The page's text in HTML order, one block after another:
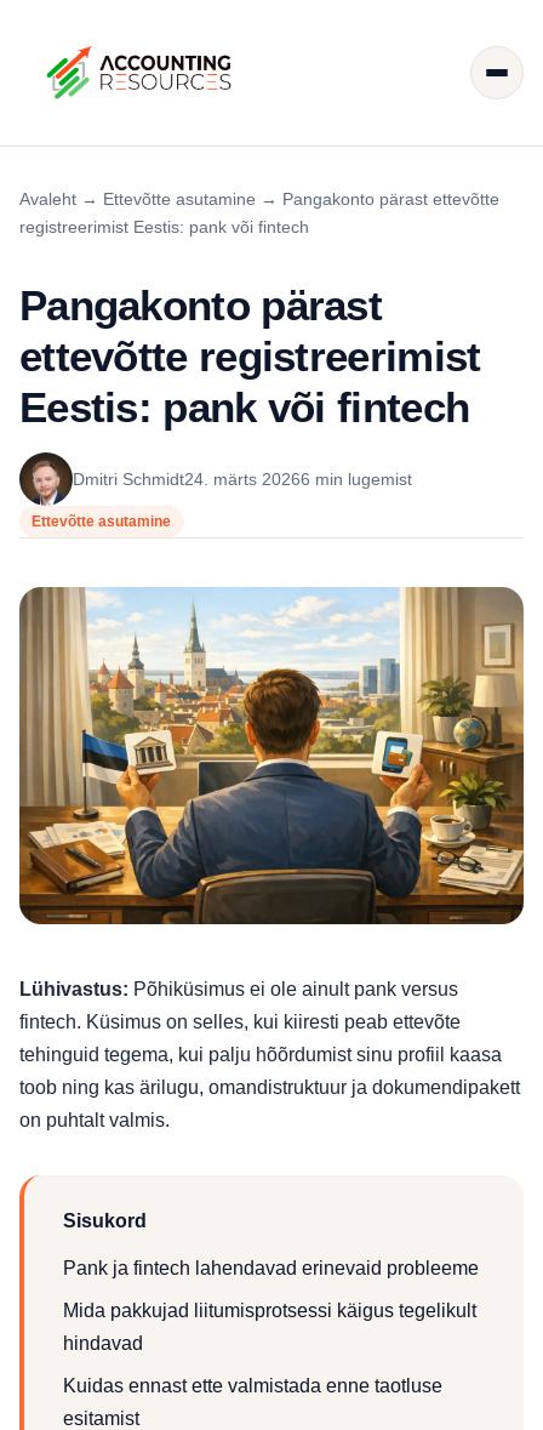
Avaleht → Ettevõtte asutamine → Pangakonto pärast ettevõtte
registreerimist Eestis: pank või fintech
Pangakonto pärast
ettevõtte registreerimist
Eestis: pank või fintech
Dmitri Schmidt24. märts 20266 min lugemist
Ettevõtte asutamine
Lühivastus: Põhiküsimus ei ole ainult pank versus
fintech. Küsimus on selles, kui kiiresti peab ettevõte
tehinguid tegema, kui palju hõõrdumist sinu profiil kaasa
toob ning kas ärilugu, omandistruktuur ja dokumendipakett
on puhtalt valmis.
Sisukord
Pank ja fintech lahendavad erinevaid probleeme
Mida pakkujad liitumisprotsessi käigus tegelikult
hindavad
Kuidas ennast ette valmistada enne taotluse
esitamist